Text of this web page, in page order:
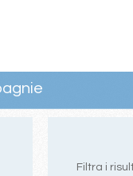
Filtra i